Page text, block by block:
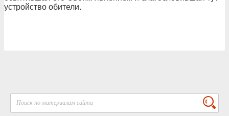
устройство обители.